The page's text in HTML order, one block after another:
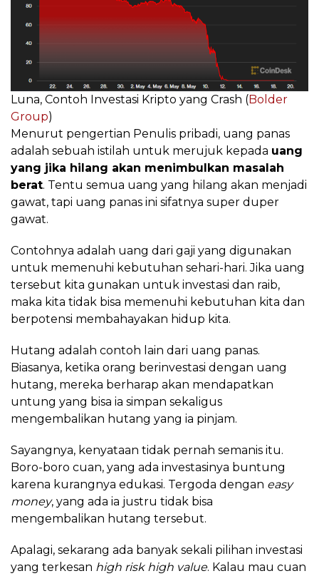
Luna, Contoh Investasi Kripto yang Crash (Bolder
Group)
Menurut pengertian Penulis pribadi, uang panas
adalah sebuah istilah untuk merujuk kepada uang
yang jika hilang akan menimbulkan masalah
berat. Tentu semua uang yang hilang akan menjadi
gawat, tapi uang panas ini sifatnya super duper
gawat.
Contohnya adalah uang dari gaji yang digunakan
untuk memenuhi kebutuhan sehari-hari. Jika uang
tersebut kita gunakan untuk investasi dan raib,
maka kita tidak bisa memenuhi kebutuhan kita dan
berpotensi membahayakan hidup kita.
Hutang adalah contoh lain dari uang panas.
Biasanya, ketika orang berinvestasi dengan uang
hutang, mereka berharap akan mendapatkan
untung yang bisa ia simpan sekaligus
mengembalikan hutang yang ia pinjam.
Sayangnya, kenyataan tidak pernah semanis itu.
Boro-boro cuan, yang ada investasinya buntung
karena kurangnya edukasi. Tergoda dengan easy
money, yang ada ia justru tidak bisa
mengembalikan hutang tersebut.
Apalagi, sekarang ada banyak sekali pilihan investasi
yang terkesan high risk high value. Kalau mau cuan